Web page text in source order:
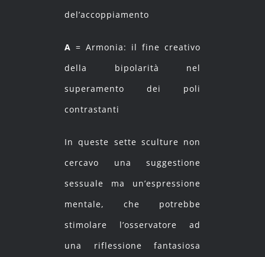
del’accoppiamento
A = Armonia: il fine creativo
della bipolarità nel
superamento dei poli
contrastanti
In queste sette sculture non
cercavo una suggestione
sessuale ma un’espressione
mentale, che potrebbe
stimolare l’osservatore ad
una riflessione fantasiosa